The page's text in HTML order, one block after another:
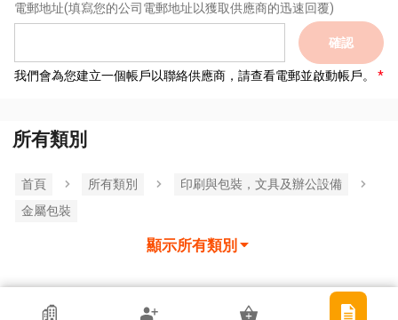
電郵地址(填寫您的公司電郵地址以獲取供應商的迅速回覆)
確認
我們會為您建立一個帳戶以聯絡供應商，請查看電郵並啟動帳戶。
所有類別
首頁 所有類別
印刷與包裝，文具及辦公設備
金屬包裝
顯示所有類別
香港貿發局參展商